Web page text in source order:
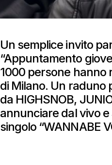
Un semplice invito
“Appuntamento
1000 persone hanno
di Milano. Un
da HIGHSNOB,
annunciare dal vivo
singolo “WANNABE